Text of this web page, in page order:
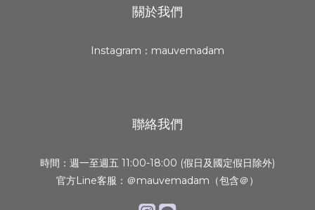
關於我們
Instagram：mauvemadam
聯絡我們
時間：週一至週五 11:00-18:00 (假日及國定假日除外)
官方Line客服：＠mauvemadam（包含＠）